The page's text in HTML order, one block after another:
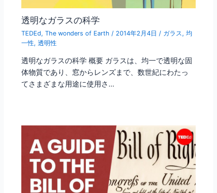
透明なガラスの科学
TEDEd,The wonders of Earth / 2014年2月4日 / ガラス ,均
一性,透明性
透明なガラスの科学 概要 ガラスは、均一で透明な固
体物質であり、窓からレンズまで、数世紀にわたっ
てさまざまな用途に使用さ…